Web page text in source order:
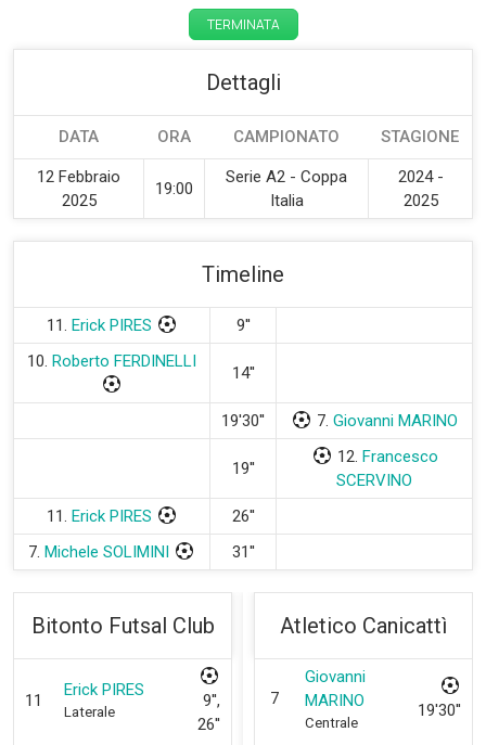
TERMINATA
Dettagli
DATA ORA CAMPIONATO STAGIONE
12 Febbraio
2025
19:00
Serie A2 - Coppa
Italia
2024 -
2025
Timeline
11. Erick PIRES
9''
10. Roberto FERDINELLI
14''
19'30'' 7. Giovanni MARINO
19''
12. Francesco
SCERVINO
11. Erick PIRES
26''
7. Michele SOLIMINI 31''
Bitonto Futsal Club
11
Erick PIRES
Laterale
9'',
26''
Atletico Canicattì
7
Giovanni
MARINO
Centrale
19'30''